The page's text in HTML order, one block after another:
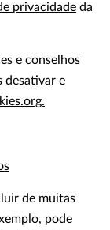
privacidade da
e conselhos
desativar e
de muitas
pode